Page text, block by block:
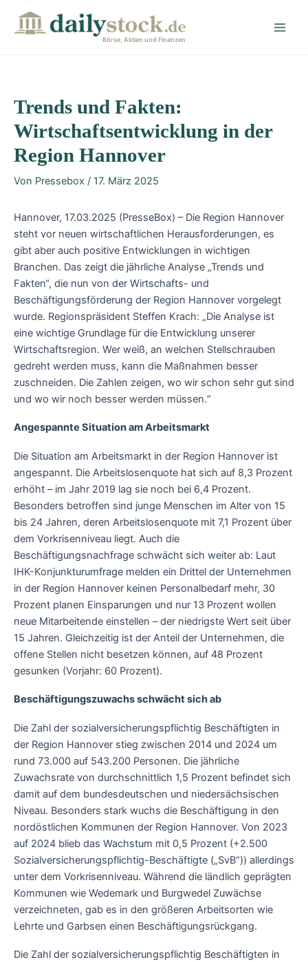
Börse, Aktien und Finanzen
Trends und Fakten:
Wirtschaftsentwicklung in der
Region Hannover
Von Pressebox / 17. März 2025
Hannover, 17.03.2025 (PresseBox) – Die Region Hannover
steht vor neuen wirtschaftlichen Herausforderungen, es
gibt aber auch positive Entwicklungen in wichtigen
Branchen. Das zeigt die jährliche Analyse „Trends und
Fakten“, die nun von der Wirtschafts- und
Beschäftigungsförderung der Region Hannover vorgelegt
wurde. Regionspräsident Steffen Krach: „Die Analyse ist
eine wichtige Grundlage für die Entwicklung unserer
Wirtschaftsregion. Wer weiß, an welchen Stellschrauben
gedreht werden muss, kann die Maßnahmen besser
zuschneiden. Die Zahlen zeigen, wo wir schon sehr gut sind
und wo wir noch besser werden müssen.“
Angespannte Situation am Arbeitsmarkt
Die Situation am Arbeitsmarkt in der Region Hannover ist
angespannt. Die Arbeitslosenquote hat sich auf 8,3 Prozent
erhöht – im Jahr 2019 lag sie noch bei 6,4 Prozent.
Besonders betroffen sind junge Menschen im Alter von 15
bis 24 Jahren, deren Arbeitslosenquote mit 7,1 Prozent über
dem Vorkrisenniveau liegt. Auch die
Beschäftigungsnachfrage schwächt sich weiter ab: Laut
IHK-Konjunkturumfrage melden ein Drittel der Unternehmen
in der Region Hannover keinen Personalbedarf mehr, 30
Prozent planen Einsparungen und nur 13 Prozent wollen
neue Mitarbeitende einstellen – der niedrigste Wert seit über
15 Jahren. Gleichzeitig ist der Anteil der Unternehmen, die
offene Stellen nicht besetzen können, auf 48 Prozent
gesunken (Vorjahr: 60 Prozent).
Beschäftigungszuwachs schwächt sich ab
Die Zahl der sozialversicherungspflichtig Beschäftigten in
der Region Hannover stieg zwischen 2014 und 2024 um
rund 73.000 auf 543.200 Personen. Die jährliche
Zuwachsrate von durchschnittlich 1,5 Prozent befindet sich
damit auf dem bundesdeutschen und niedersächsischen
Niveau. Besonders stark wuchs die Beschäftigung in den
nordöstlichen Kommunen der Region Hannover. Von 2023
auf 2024 blieb das Wachstum mit 0,5 Prozent (+2.500
Sozialversicherungspflichtig-Beschäftigte („SvB“)) allerdings
unter dem Vorkrisenniveau. Während die ländlich geprägten
Kommunen wie Wedemark und Burgwedel Zuwächse
verzeichneten, gab es in den größeren Arbeitsorten wie
Lehrte und Garbsen einen Beschäftigungsrückgang.
Die Zahl der sozialversicherungspflichtig Beschäftigten in